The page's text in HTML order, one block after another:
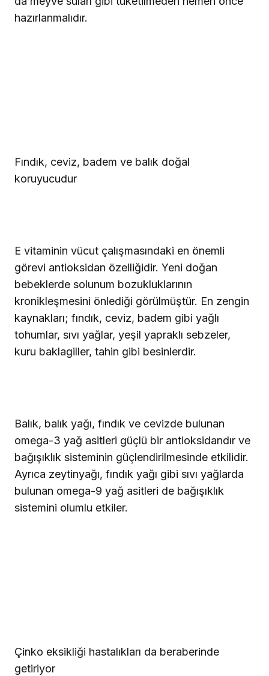
hazırlanmalıdır.
Fındık, ceviz, badem ve balık doğal
koruyucudur
E vitaminin vücut çalışmasındaki en önemli
görevi antioksidan özelliğidir. Yeni doğan
bebeklerde solunum bozukluklarının
kronikleşmesini önlediği görülmüştür. En zengin
kaynakları; fındık, ceviz, badem gibi yağlı
tohumlar, sıvı yağlar, yeşil yapraklı sebzeler,
kuru baklagiller, tahin gibi besinlerdir.
Balık, balık yağı, fındık ve cevizde bulunan
omega-3 yağ asitleri güçlü bir antioksidandır ve
bağışıklık sisteminin güçlendirilmesinde etkilidir.
Ayrıca zeytinyağı, fındık yağı gibi sıvı yağlarda
bulunan omega-9 yağ asitleri de bağışıklık
sistemini olumlu etkiler.
Çinko eksikliği hastalıkları da beraberinde
getiriyor